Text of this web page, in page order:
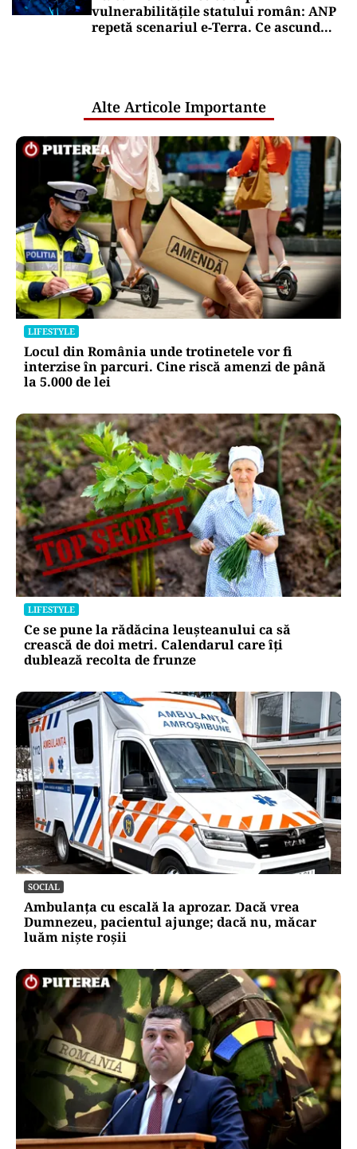
vulnerabilitățile statului român: ANP
repetă scenariul e‑Terra. Ce ascund
Alte Articole Importante
LIFESTYLE
Locul din România unde trotinetele vor fi
interzise în parcuri. Cine riscă amenzi de până
la 5.000 de lei
LIFESTYLE
Ce se pune la rădăcina leușteanului ca să
crească de doi metri. Calendarul care îți
dublează recolta de frunze
SOCIAL
Ambulanța cu escală la aprozar. Dacă vrea
Dumnezeu, pacientul ajunge; dacă nu, măcar
luăm niște roșii